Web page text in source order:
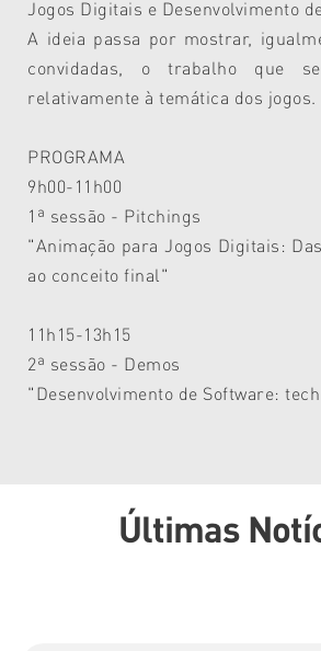
Jogos Digitais e Desenvolvimento
A ideia passa por mostrar,
convidadas, o trabalho que
relativamente à temática dos jogos.
PROGRAMA
9h00-11h00
1ª sessão - Pitchings
"Animação para Jogos Digitais:
ao conceito final"
11h15-13h15
2ª sessão - Demos
"Desenvolvimento de Software:
Últimas